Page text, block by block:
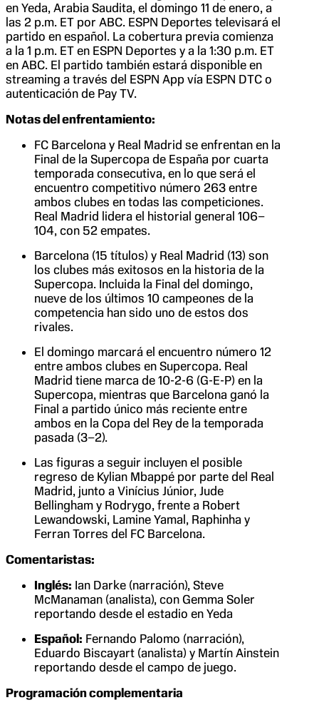
en Yeda, Arabia Saudita, el domingo 11 de enero, a
las 2 p.m. ET por ABC. ESPN Deportes televisará el
partido en español. La cobertura previa comienza
a la 1 p.m. ET en ESPN Deportes y a la 1:30 p.m. ET
en ABC. El partido también estará disponible en
streaming a través del ESPN App vía ESPN DTC o
autenticación de Pay TV.
Notas del enfrentamiento:
FC Barcelona y Real Madrid se enfrentan en la
Final de la Supercopa de España por cuarta
temporada consecutiva, en lo que será el
encuentro competitivo número 263 entre
ambos clubes en todas las competiciones.
Real Madrid lidera el historial general 106–
104, con 52 empates.
Barcelona (15 títulos) y Real Madrid (13) son
los clubes más exitosos en la historia de la
Supercopa. Incluida la Final del domingo,
nueve de los últimos 10 campeones de la
competencia han sido uno de estos dos
rivales.
El domingo marcará el encuentro número 12
entre ambos clubes en Supercopa. Real
Madrid tiene marca de 10-2-6 (G-E-P) en la
Supercopa, mientras que Barcelona ganó la
Final a partido único más reciente entre
ambos en la Copa del Rey de la temporada
pasada (3–2).
Las figuras a seguir incluyen el posible
regreso de Kylian Mbappé por parte del Real
Madrid, junto a Vinícius Júnior, Jude
Bellingham y Rodrygo, frente a Robert
Lewandowski, Lamine Yamal, Raphinha y
Ferran Torres del FC Barcelona.
Comentaristas:
Inglés: Ian Darke (narración), Steve
McManaman (analista), con Gemma Soler
reportando desde el estadio en Yeda
Español: Fernando Palomo (narración),
Eduardo Biscayart (analista) y Martín Ainstein
reportando desde el campo de juego.
Programación complementaria